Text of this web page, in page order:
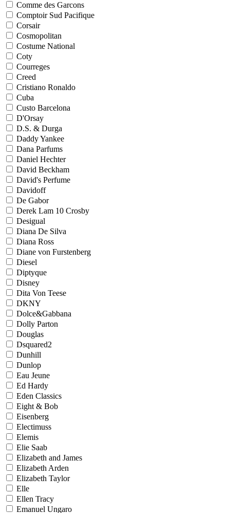
Comme des Garcons
Comptoir Sud Pacifique
Corsair
Cosmopolitan
Costume National
Coty
Courreges
Creed
Cristiano Ronaldo
Cuba
Custo Barcelona
D'Orsay
D.S. & Durga
Daddy Yankee
Dana Parfums
Daniel Hechter
David Beckham
David's Perfume
Davidoff
De Gabor
Derek Lam 10 Crosby
Desigual
Diana De Silva
Diana Ross
Diane von Furstenberg
Diesel
Diptyque
Disney
Dita Von Teese
DKNY
Dolce&Gabbana
Dolly Parton
Douglas
Dsquared2
Dunhill
Dunlop
Eau Jeune
Ed Hardy
Eden Classics
Eight & Bob
Eisenberg
Electimuss
Elemis
Elie Saab
Elizabeth and James
Elizabeth Arden
Elizabeth Taylor
Elle
Ellen Tracy
Emanuel Ungaro